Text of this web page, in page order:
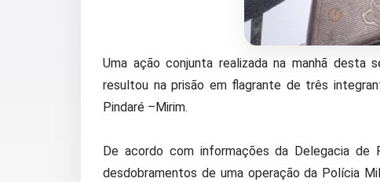
Uma ação conjunta realizada na manhã desta
resultou na prisão em flagrante de três
Pindaré –Mirim.
De acordo com informações da Delegacia de
desdobramentos de uma operação da Polícia